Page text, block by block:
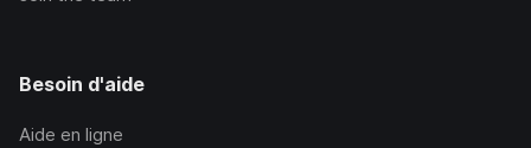
Besoin d'aide
Aide en ligne